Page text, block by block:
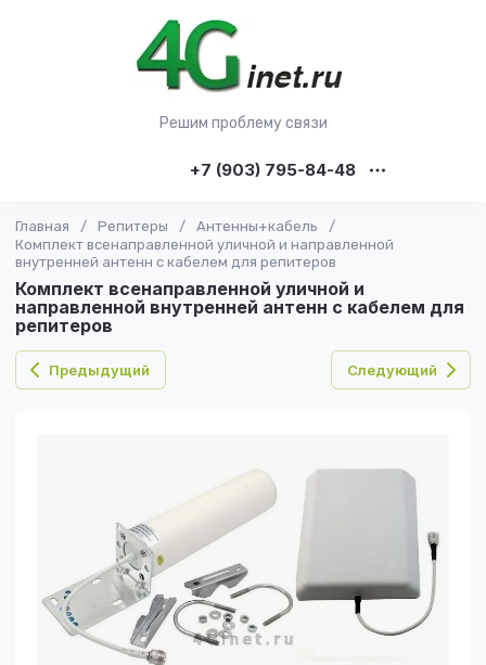
Решим проблему связи
+7 (903) 795-84-48
Главная / Репитеры / Антенны+кабель
/
Комплект всенаправленной уличной и направленной
внутренней антенн с кабелем для репитеров
Комплект всенаправленной уличной и
направленной внутренней антенн с кабелем для
репитеров
Предыдущий Следующий